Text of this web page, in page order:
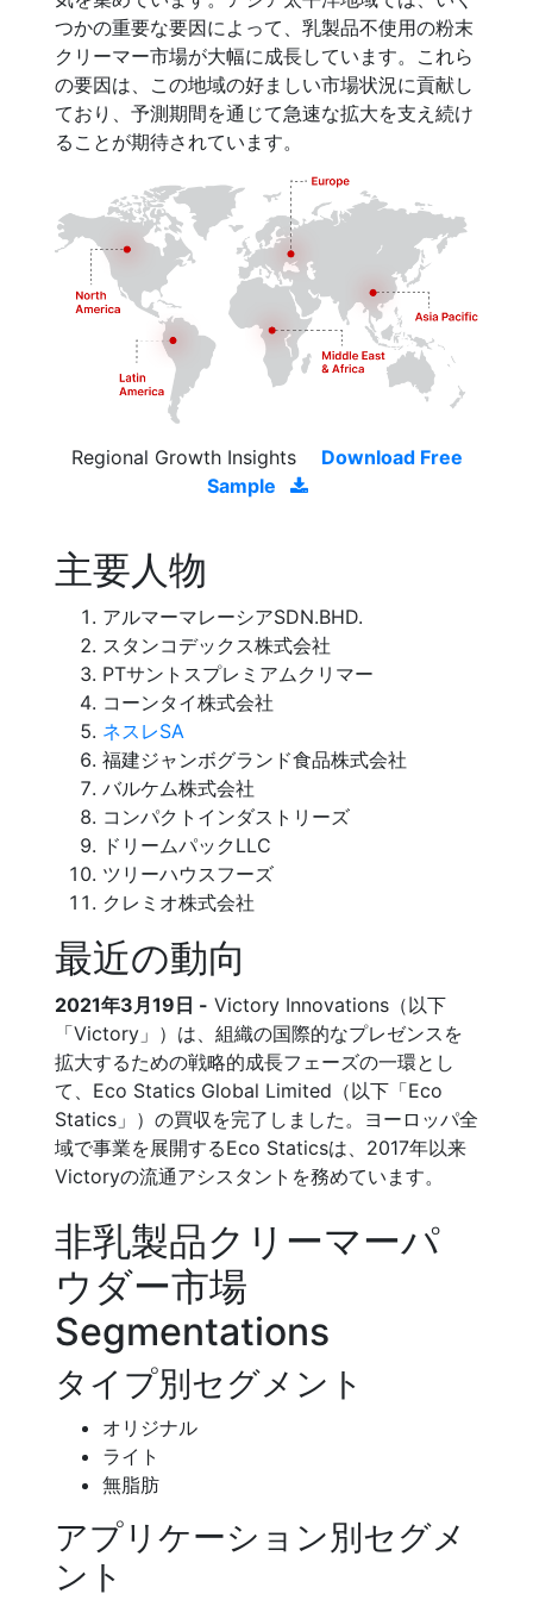
つかの重要な要因によって、乳製品不使用の粉末
クリーマー市場が大幅に成長しています。これら
の要因は、この地域の好ましい市場状況に貢献し
ており、予測期間を通じて急速な拡大を支え続け
ることが期待されています。
Regional Growth Insights
Download Free
Sample
主要人物
アルマーマレーシアSDN.BHD.
スタンコデックス株式会社
PTサントスプレミアムクリマー
コーンタイ株式会社
ネスレSA
福建ジャンボグランド食品株式会社
バルケム株式会社
コンパクトインダストリーズ
ドリームパックLLC
ツリーハウスフーズ
クレミオ株式会社
最近の動向
2021年3月19日 - Victory Innovations（以下
「Victory」）は、組織の国際的なプレゼンスを
拡大するための戦略的成長フェーズの一環とし
て、Eco Statics Global Limited（以下「Eco
Statics」）の買収を完了しました。ヨーロッパ全
域で事業を展開するEco Staticsは、2017年以来
Victoryの流通アシスタントを務めています。
非乳製品クリーマーパ
ウダー市場
Segmentations
タイプ別セグメント
オリジナル
ライト
無脂肪
アプリケーション別セグメ
ント